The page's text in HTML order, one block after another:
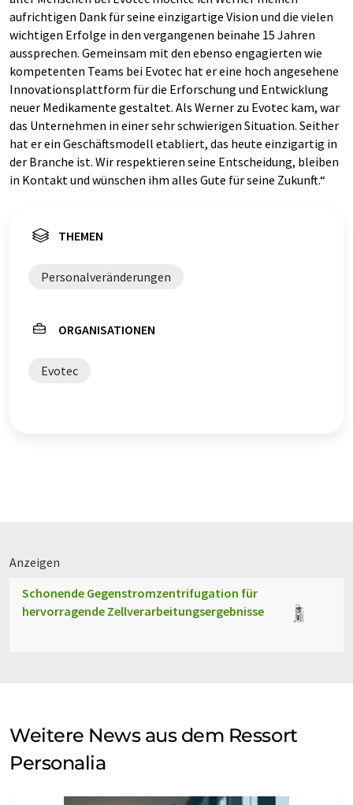
aufrichtigen Dank für seine einzigartige Vision und die vielen
wichtigen Erfolge in den vergangenen beinahe 15 Jahren
aussprechen. Gemeinsam mit den ebenso engagierten wie
kompetenten Teams bei Evotec hat er eine hoch angesehene
Innovationsplattform für die Erforschung und Entwicklung
neuer Medikamente gestaltet. Als Werner zu Evotec kam, war
das Unternehmen in einer sehr schwierigen Situation. Seither
hat er ein Geschäftsmodell etabliert, das heute einzigartig in
der Branche ist. Wir respektieren seine Entscheidung, bleiben
in Kontakt und wünschen ihm alles Gute für seine Zukunft.“
THEMEN
Personalveränderungen
ORGANISATIONEN
Evotec
Anzeigen
Schonende Gegenstromzentrifugation für
hervorragende Zellverarbeitungsergebnisse
Weitere News aus dem Ressort
Personalia